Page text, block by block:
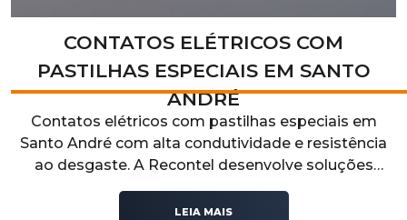
CONTATOS ELÉTRICOS COM
PASTILHAS ESPECIAIS EM SANTO
ANDRÉ
Contatos elétricos com pastilhas especiais em
Santo André com alta condutividade e resistência
ao desgaste. A Recontel desenvolve soluções
técnicas para aplicações industriais que exigem
desempenho elétrico, durabilidade e confiabilidade
LEIA MAIS